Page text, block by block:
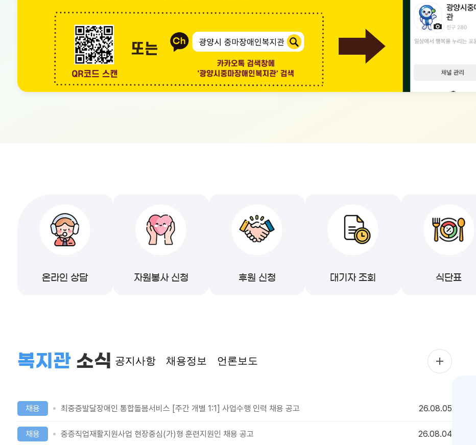
온라인 상담 자원봉사 신청 후원 신청 대기자 조회 식단표
복지관소식 공지사항 채용정보 언론보도
채용 최중증발달장애인 통합돌봄서비스 [주간 개별 1:1] 사업수행 인력 채용 공고 26.08.05
채용 중증직업재활지원사업 현장중심(가)형 훈련지원인 채용 공고 26.08.04